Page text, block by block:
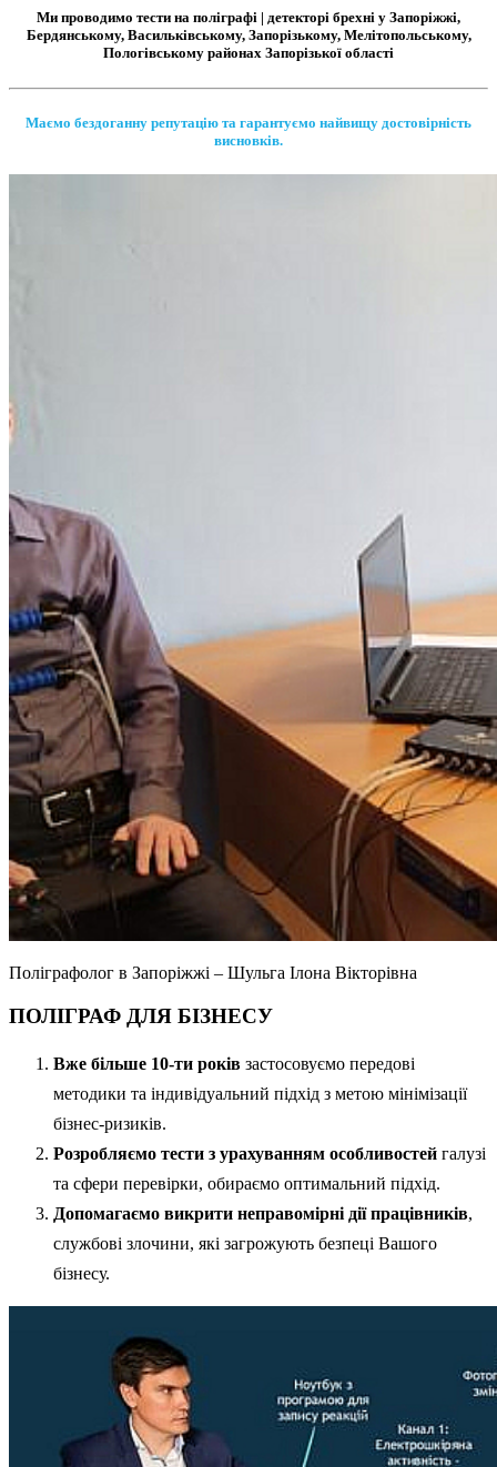
Ми проводимо тести на поліграфі | детекторі брехні у Запоріжжі,
Бердянському, Васильківському, Запорізькому, Мелітопольському,
Пологівському районах Запорізької області
Маємо бездоганну репутацію та гарантуємо найвищу достовірність
висновків.
Поліграфолог в Запоріжжі – Шульга Ілона Вікторівна
ПОЛІГРАФ ДЛЯ БІЗНЕСУ
Вже більше 10-ти років застосовуємо передові
методики та індивідуальний підхід з метою мінімізації
бізнес-ризиків.
Розробляємо тести з урахуванням особливостей галузі
та сфери перевірки, обираємо оптимальний підхід.
Допомагаємо викрити неправомірні дії працівників,
службові злочини, які загрожують безпеці Вашого
бізнесу.